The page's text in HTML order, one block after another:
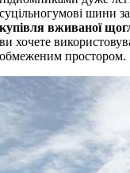
суцільногумові шини
купівля вживаної
ви хочете
обмеженим простором.